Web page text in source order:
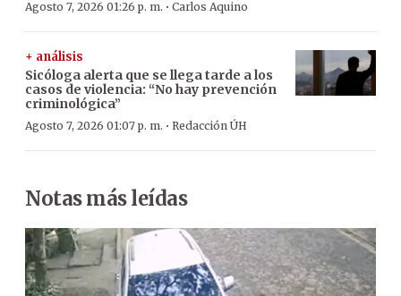
Agosto 7, 2026 01:26 p. m. · Carlos Aquino
+ análisis
Sicóloga alerta que se llega tarde a los
casos de violencia: “No hay prevención
criminológica”
Agosto 7, 2026 01:07 p. m. · Redacción ÚH
Notas más leídas